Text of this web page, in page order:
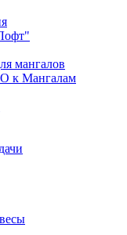
мангалов
Мангалам